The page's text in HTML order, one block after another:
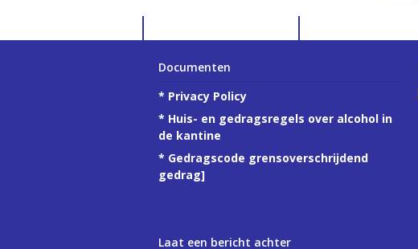
Documenten
* Privacy Policy
* Huis- en gedragsregels over alcohol in
de kantine
* Gedragscode grensoverschrijdend
gedrag]
Laat een bericht achter